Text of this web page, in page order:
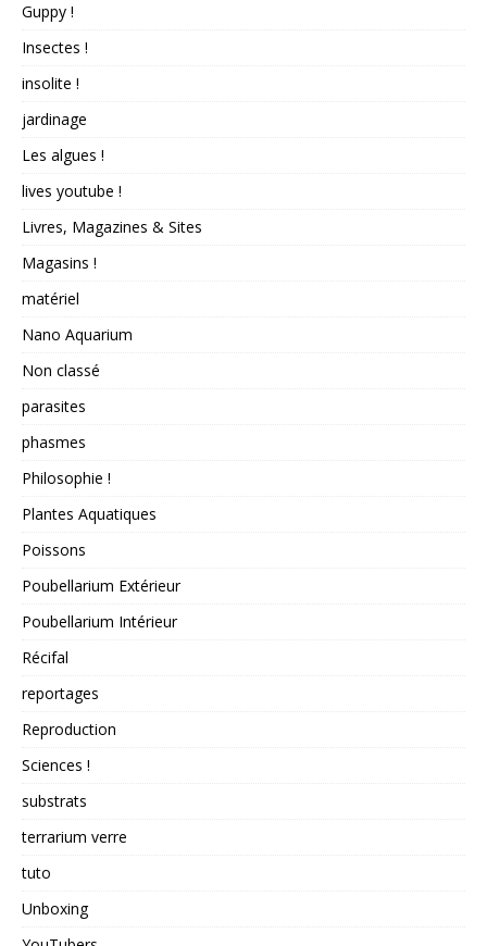
Guppy !
Insectes !
insolite !
jardinage
Les algues !
lives youtube !
Livres, Magazines & Sites
Magasins !
matériel
Nano Aquarium
Non classé
parasites
phasmes
Philosophie !
Plantes Aquatiques
Poissons
Poubellarium Extérieur
Poubellarium Intérieur
Récifal
reportages
Reproduction
Sciences !
substrats
terrarium verre
tuto
Unboxing